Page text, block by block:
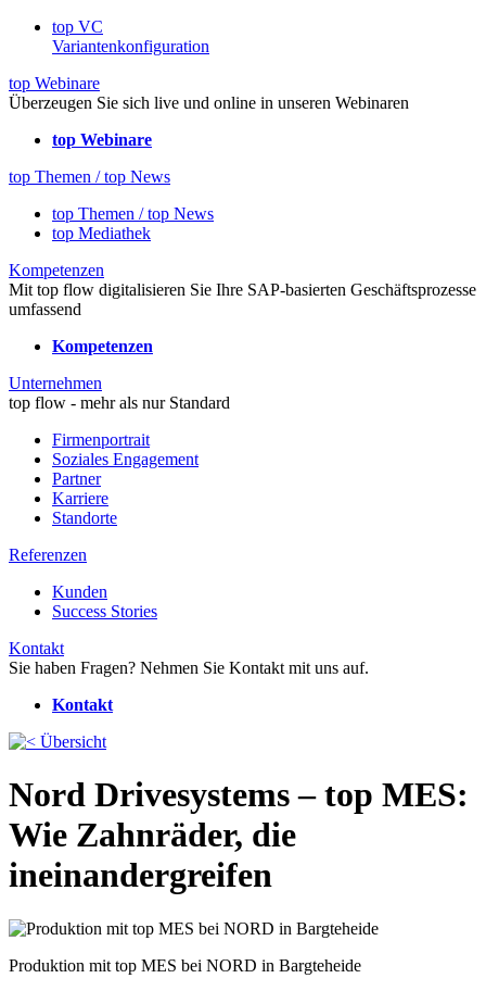
top VC
Variantenkonfiguration
top Webinare
Überzeugen Sie sich live und online in unseren Webinaren
top Webinare
top Themen / top News
top Themen / top News
top Mediathek
Kompetenzen
Mit top flow digitalisieren Sie Ihre SAP-basierten Geschäftsprozesse
umfassend
Kompetenzen
Unternehmen
top flow - mehr als nur Standard
Firmenportrait
Soziales Engagement
Partner
Karriere
Standorte
Referenzen
Kunden
Success Stories
Kontakt
Sie haben Fragen? Nehmen Sie Kontakt mit uns auf.
Kontakt
Übersicht
Nord Drivesystems – top MES:
Wie Zahnräder, die
ineinandergreifen
Produktion mit top MES bei NORD in Bargteheide